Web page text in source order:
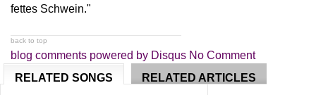
fettes Schwein."
back to top
blog comments powered by Disqus No Comment
RELATED SONGS
RELATED ARTICLES